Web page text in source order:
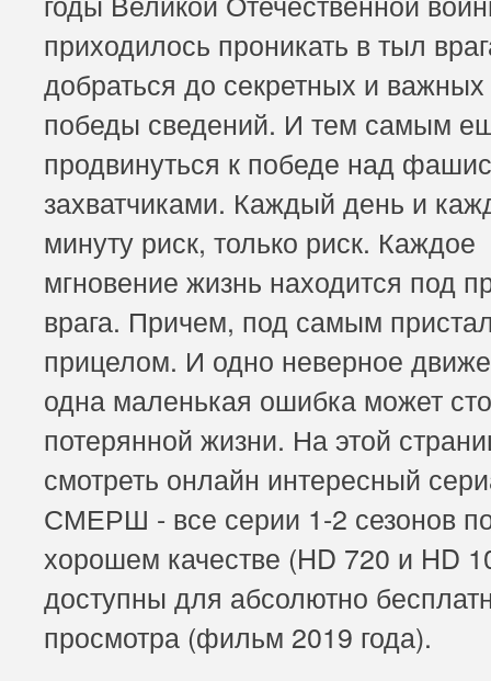
приходилось проникать в тыл
добраться до секретных и
победы сведений. И тем самым
продвинуться к победе над
захватчиками. Каждый день и
минуту риск, только риск. Каждое
мгновение жизнь находится под
врага. Причем, под самым
прицелом. И одно неверное
одна маленькая ошибка может
потерянной жизни. На этой
смотреть онлайн интересный
СМЕРШ - все серии 1-2 сезонов
хорошем качестве (HD 720 и HD
доступны для абсолютно
просмотра (фильм 2019 года).